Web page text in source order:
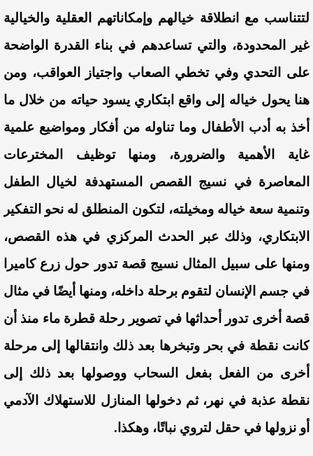
لتتناسب مع انطلاقة خيالهم وإمكاناتهم العقلية والخيالية
غير المحدودة، والتي تساعدهم في بناء القدرة الواضحة
على التحدي وفي تخطي الصعاب واجتياز العواقب، ومن
هنا يحول خياله إلى واقع ابتكاري يسود حياته من خلال ما
أخذ به أدب الأطفال وما تناوله من أفكار ومواضيع علمية
غاية الأهمية والضرورة، ومنها توظيف المخترعات
المعاصرة في نسيج القصص المستهدفة لخيال الطفل
وتنمية سعة خياله ومخيلته، لتكون المنطلق له نحو التفكير
الابتكاري، وذلك عبر الحدث المركزي في هذه القصص،
ومنها على سبيل المثال نسيج قصة تدور حول زرع كاميرا
في جسم الإنسان لتقوم برحلة داخله، ومنها أيضًا في مثال
قصة أخرى تدور أحداثها في تصوير رحلة قطرة ماء منذ أن
كانت نقطة في بحر وتبخرها بعد ذلك وانتقالها إلى مرحلة
أخرى من الفعل بفعل السحاب ووصولها بعد ذلك إلى
نقطة عذبة في نهر، ثم دخولها المنازل للاستهلاك الآدمي
أو نزولها في حقل لتروي نباتًا، وهكذا.